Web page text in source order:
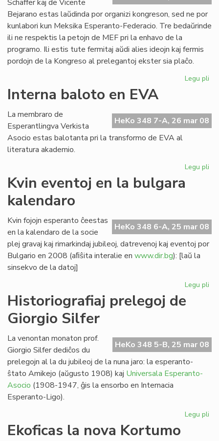
Schäffer kaj de Vicente
Bejarano estas laŭdinda por organizi kongreson, sed ne por
kunlabori kun Meksika Esperanto-Federacio. Tre bedaŭrinde
ili ne respektis la petojn de MEF pri la enhavo de la
programo. Ili estis tute fermitaj aŭdi alies ideojn kaj fermis
pordojn de la Kongreso al prelegantoj ekster sia plaĉo.
Legu pli
Interna baloto en EVA
HeKo 348 7-A, 26 mar 08
La membraro de
Esperantlingva Verkista
Asocio estas balotanta pri la transformo de EVA al
literatura akademio.
Legu pli
Kvin eventoj en la bulgara
kalendaro
HeKo 348 6-A, 25 mar 08
Kvin fojojn esperanto ĉeestas
en la kalendaro de la socie
plej gravaj kaj rimarkindaj jubileoj, datrevenoj kaj eventoj por
Bulgario en 2008 (aﬁŝita interalie en www.dir.bg): [laŭ la
sinsekvo de la datoj]
Legu pli
Historiografiaj prelegoj de
Giorgio Silfer
HeKo 348 5-B, 25 mar 08
La venontan monaton prof.
Giorgio Silfer dediĉos du
prelegojn al la du jubileoj de la nuna jaro: la esperanto-
ŝtato Amikejo (aŭgusto 1908) kaj Universala Esperanto-
Asocio (1908-1947, ĝis la ensorbo en Internacia
Esperanto-Ligo).
Legu pli
Ekoficas la nova Kortumo